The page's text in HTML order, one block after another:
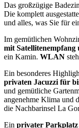
Das großzügige
Die komplett
und alles, was Sie für
Im gemütlichen
mit
ein Kamin. WLAN
Ein besonderes
privaten Jacuzzi für
und gemütliche
angenehme Klima und
die Nachbarinsel La
Ein privater Parkplatz